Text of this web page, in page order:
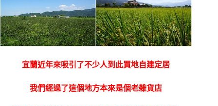
宜蘭近年來吸引了不少人到此買地自建定居
我們經過了這個地方本來是個老雜貨店